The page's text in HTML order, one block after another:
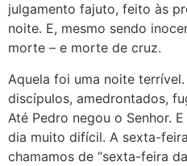
julgamento fajuto, feito às
noite. E, mesmo sendo
morte – e morte de cruz.
Aquela foi uma noite
discípulos, amedrontados,
Até Pedro negou o Senhor.
dia muito difícil. A sexta-
chamamos de “sexta-feira